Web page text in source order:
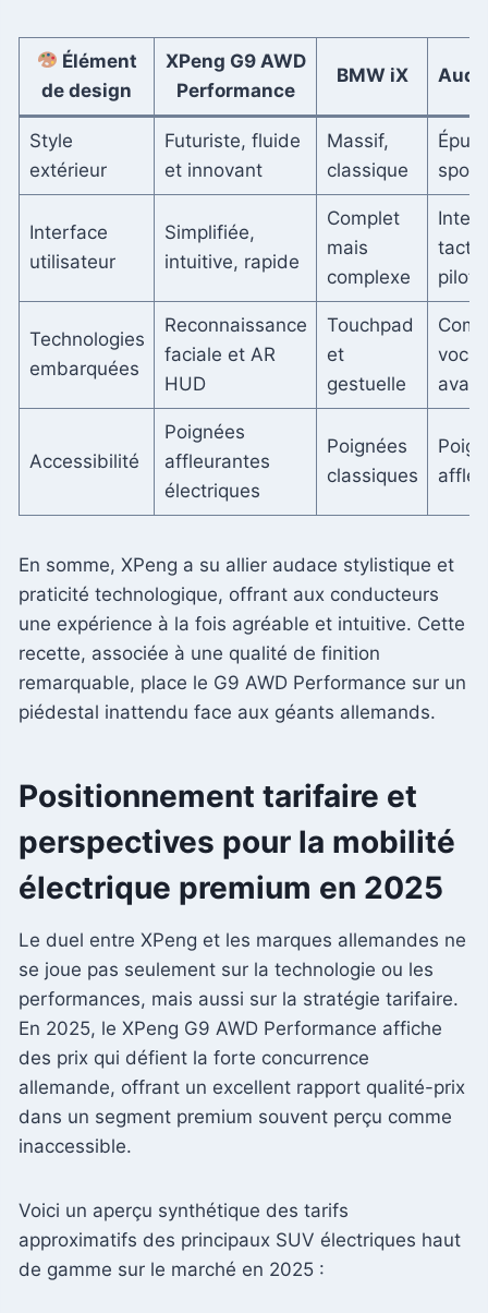
Élément
de design
XPeng G9 AWD
Performance
BMW iX Audi
Style
extérieur
Futuriste, fluide
et innovant
Massif,
classique
Interface
utilisateur
Simplifiée,
intuitive, rapide
Complet
mais
complexe
Technologies
embarquées
Reconnaissance
faciale et AR
HUD
Touchpad
et
gestuelle
Accessibilité
Poignées
affleurantes
électriques
Poignées
classiques
En somme, XPeng a su allier audace stylistique et
praticité technologique, offrant aux conducteurs
une expérience à la fois agréable et intuitive. Cette
recette, associée à une qualité de finition
remarquable, place le G9 AWD Performance sur un
piédestal inattendu face aux géants allemands.
Positionnement tarifaire et
perspectives pour la mobilité
électrique premium en 2025
Le duel entre XPeng et les marques allemandes ne
se joue pas seulement sur la technologie ou les
performances, mais aussi sur la stratégie tarifaire.
En 2025, le XPeng G9 AWD Performance affiche
des prix qui défient la forte concurrence
allemande, offrant un excellent rapport qualité-prix
dans un segment premium souvent perçu comme
inaccessible.
Voici un aperçu synthétique des tarifs
approximatifs des principaux SUV électriques haut
de gamme sur le marché en 2025 :